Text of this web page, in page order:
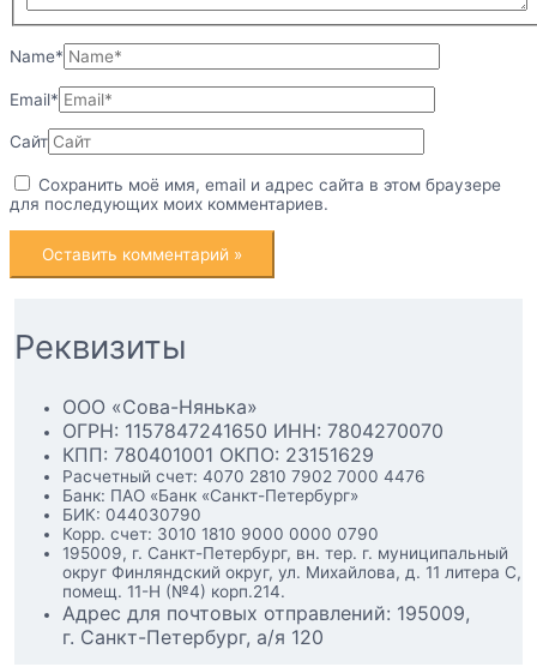
Name*
Email*
Сайт
Сохранить моё имя, email и адрес сайта в этом браузере
для последующих моих комментариев.
Реквизиты
ООО «Сова-Нянька»
ОГРН: 1157847241650 ИНН: 7804270070
КПП: 780401001 ОКПО: 23151629
Расчетный счет: 4070 2810 7902 7000 4476
Банк: ПАО «Банк «Санкт-Петербург»
БИК: 044030790
Корр. счет: 3010 1810 9000 0000 0790
195009, г. Санкт-Петербург, вн. тер. г. муниципальный
округ Финляндский округ, ул. Михайлова, д. 11 литера С,
помещ. 11-Н (№4) корп.214.
Адрес для почтовых отправлений: 195009,
г. Санкт-Петербург, а/я 120